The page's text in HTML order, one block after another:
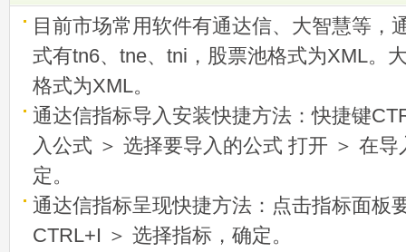
目前市场常用软件有通达信、大智慧等，
式有tn6、tne、tni，股票池格式为XML。
格式为XML。
通达信指标导入安装快捷方法：快捷键
入公式 ＞ 选择要导入的公式 打开 ＞ 在
定。
通达信指标呈现快捷方法：点击指标面板
CTRL+I ＞ 选择指标，确定。